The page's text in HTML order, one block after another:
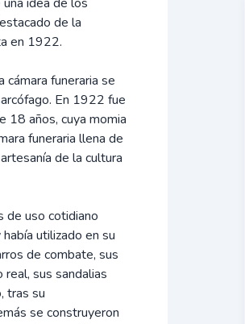
de la
en 1922.
cámara funeraria se
En 1922 fue
18 años, cuya momia
funeraria llena de
de la cultura
de uso cotidiano
utilizado en su
de combate, sus
sus sandalias
tras su
se construyeron